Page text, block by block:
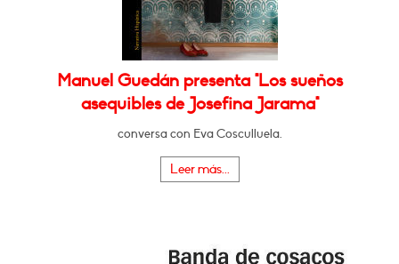
Manuel Guedán presenta "Los sueños
asequibles de Josefina Jarama"
conversa con Eva Cosculluela.
Leer más...